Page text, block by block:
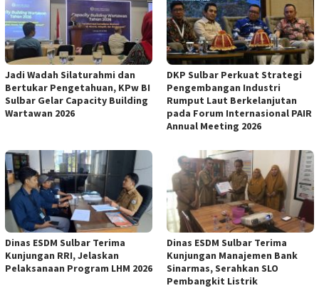
Jadi Wadah Silaturahmi dan
Bertukar Pengetahuan, KPw BI
Sulbar Gelar Capacity Building
Wartawan 2026
DKP Sulbar Perkuat Strategi
Pengembangan Industri
Rumput Laut Berkelanjutan
pada Forum Internasional PAIR
Annual Meeting 2026
Dinas ESDM Sulbar Terima
Kunjungan RRI, Jelaskan
Pelaksanaan Program LHM 2026
Dinas ESDM Sulbar Terima
Kunjungan Manajemen Bank
Sinarmas, Serahkan SLO
Pembangkit Listrik